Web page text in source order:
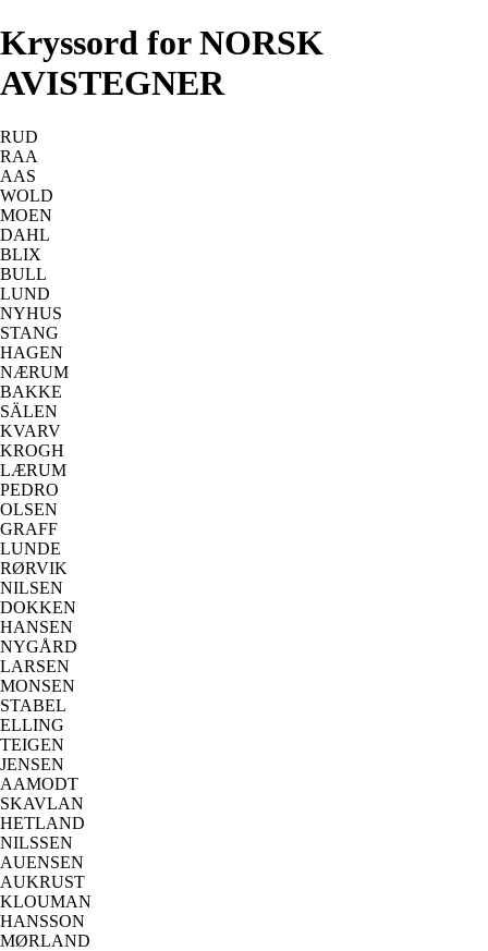
Kryssord for NORSK
AVISTEGNER
RUD
RAA
AAS
WOLD
MOEN
DAHL
BLIX
BULL
LUND
NYHUS
STANG
HAGEN
NÆRUM
BAKKE
SÄLEN
KVARV
KROGH
LÆRUM
PEDRO
OLSEN
GRAFF
LUNDE
RØRVIK
NILSEN
DOKKEN
HANSEN
NYGÅRD
LARSEN
MONSEN
STABEL
ELLING
TEIGEN
JENSEN
AAMODT
SKAVLAN
HETLAND
NILSSEN
AUENSEN
AUKRUST
KLOUMAN
HANSSON
MØRLAND